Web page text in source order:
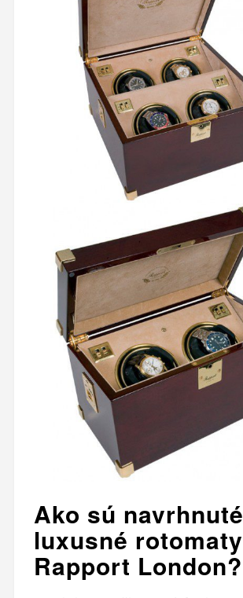
Ako sú navrhnuté
luxusné rotomaty
Rapport London?